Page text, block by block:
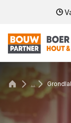
...